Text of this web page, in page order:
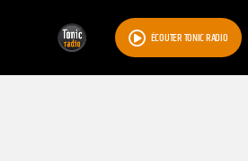
ÉCOUTER TONIC RADIO